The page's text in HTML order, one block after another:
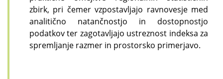
zbirk, pri čemer vzpostavljajo ravnovesje med
analitično natančnostjo in dostopnostjo
podatkov ter zagotavljajo ustreznost indeksa za
spremljanje razmer in prostorsko primerjavo.